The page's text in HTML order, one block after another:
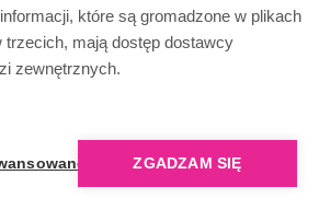
które są gromadzone w plikach
trzecich, mają dostęp dostawcy
zewnętrznych.
ZGADZAM SIĘ